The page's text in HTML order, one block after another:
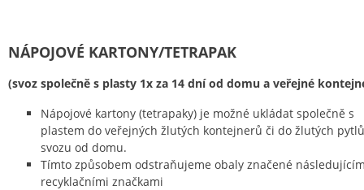
NÁPOJOVÉ KARTONY/TETRAPAK
(svoz společně s plasty 1x za 14 dní od domu a veřejné
Nápojové kartony (tetrapaky) je možné ukládat společně s
plastem do veřejných žlutých kontejnerů či do žlutých
svozu od domu.
Tímto způsobem odstraňujeme obaly značené
recyklačními značkami